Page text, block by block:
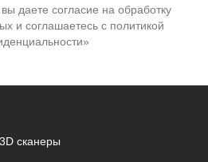
даете согласие на обработку
и соглашаетесь c политикой
3D сканеры